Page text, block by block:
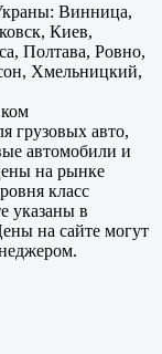
Винница,
Киев,
Полтава, Ровно,
Хмельницкий,
грузовых авто,
автомобили и
на рынке
класс
указаны в
на сайте могут